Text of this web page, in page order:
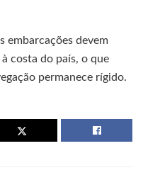
embarcações devem
costa do país, o que
permanece rígido.